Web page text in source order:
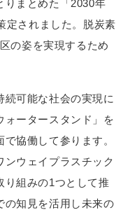
りまとめた「2030年
定されました。脱炭素
の姿を実現するため
続可能な社会の実現に
ォータースタンド」を
協働して参ります。
ンウェイプラスチック
り組みの1つとして推
の知見を活用し未来の